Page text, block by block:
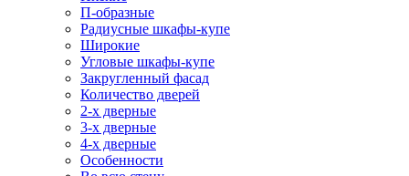
П-образные
Радиусные шкафы-купе
Широкие
Угловые шкафы-купе
Закругленный фасад
Количество дверей
2-х дверные
3-х дверные
4-х дверные
Особенности